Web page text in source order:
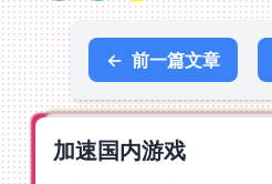
← 前一篇文章
加速国内游戏